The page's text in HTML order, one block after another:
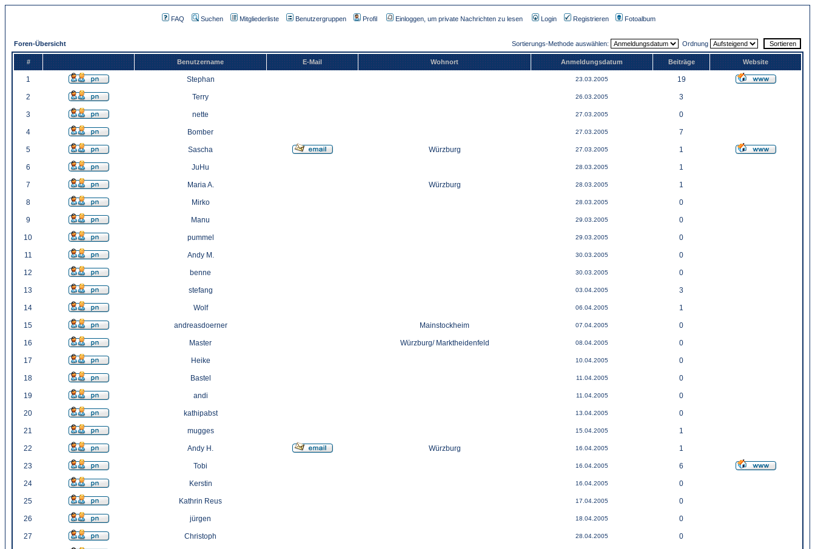
FAQ Suchen Mitgliederliste Benutzergruppen Profil Einloggen, um private Nachrichten zu lesen Login Registrieren Fotoalbum
Foren-Übersicht Sortierungs-Methode auswählen: Ordnung
# Benutzername E-Mail Wohnort Anmeldungsdatum Beiträge Website
1 Stephan 23.03.2005 19
2 Terry 26.03.2005 3
3 nette 27.03.2005 0
4 Bomber 27.03.2005 7
5 Sascha Würzburg 27.03.2005 1
6 JuHu 28.03.2005 1
7 Maria A. Würzburg 28.03.2005 1
8 Mirko 28.03.2005 0
9 Manu 29.03.2005 0
10 pummel 29.03.2005 0
11 Andy M. 30.03.2005 0
12 benne 30.03.2005 0
13 stefang 03.04.2005 3
14 Wolf 06.04.2005 1
15 andreasdoerner Mainstockheim 07.04.2005 0
16 Master Würzburg/ Marktheidenfeld 08.04.2005 0
17 Heike 10.04.2005 0
18 Bastel 11.04.2005 0
19 andi 11.04.2005 0
20 kathipabst 13.04.2005 0
21 mugges 15.04.2005 1
22 Andy H. Würzburg 16.04.2005 1
23 Tobi 16.04.2005 6
24 Kerstin 16.04.2005 0
25 Kathrin Reus 17.04.2005 0
26 jürgen 18.04.2005 0
27 Christoph 28.04.2005 0